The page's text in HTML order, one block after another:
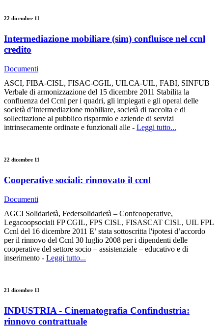
22 dicembre 11
Intermediazione mobiliare (sim) confluisce nel ccnl
credito
Documenti
ASCI, FIBA-CISL, FISAC-CGIL, UILCA-UIL, FABI, SINFUB
Verbale di armonizzazione del 15 dicembre 2011 Stabilita la
confluenza del Ccnl per i quadri, gli impiegati e gli operai delle
società d’intermediazione mobiliare, società di raccolta e di
sollecitazione al pubblico risparmio e aziende di servizi
intrinsecamente ordinate e funzionali alle - Leggi tutto...
22 dicembre 11
Cooperative sociali: rinnovato il ccnl
Documenti
AGCI Solidarietà, Federsolidarietà – Confcooperative,
Legacoopsociali FP CGIL, FPS CISL, FISASCAT CISL, UIL FPL
Ccnl del 16 dicembre 2011 E’ stata sottoscritta l'ipotesi d’accordo
per il rinnovo del Ccnl 30 luglio 2008 per i dipendenti delle
cooperative del settore socio – assistenziale – educativo e di
inserimento - Leggi tutto...
21 dicembre 11
INDUSTRIA - Cinematografia Confindustria:
rinnovo contrattuale